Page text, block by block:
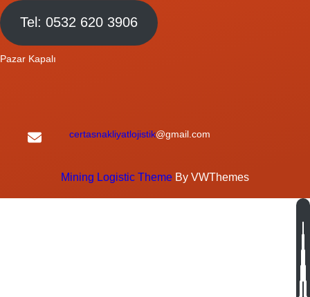
Tel: 0532 620 3906
Pazar Kapalı
certasnakliyatlojistik@gmail.com
Mining Logistic Theme By VWThemes